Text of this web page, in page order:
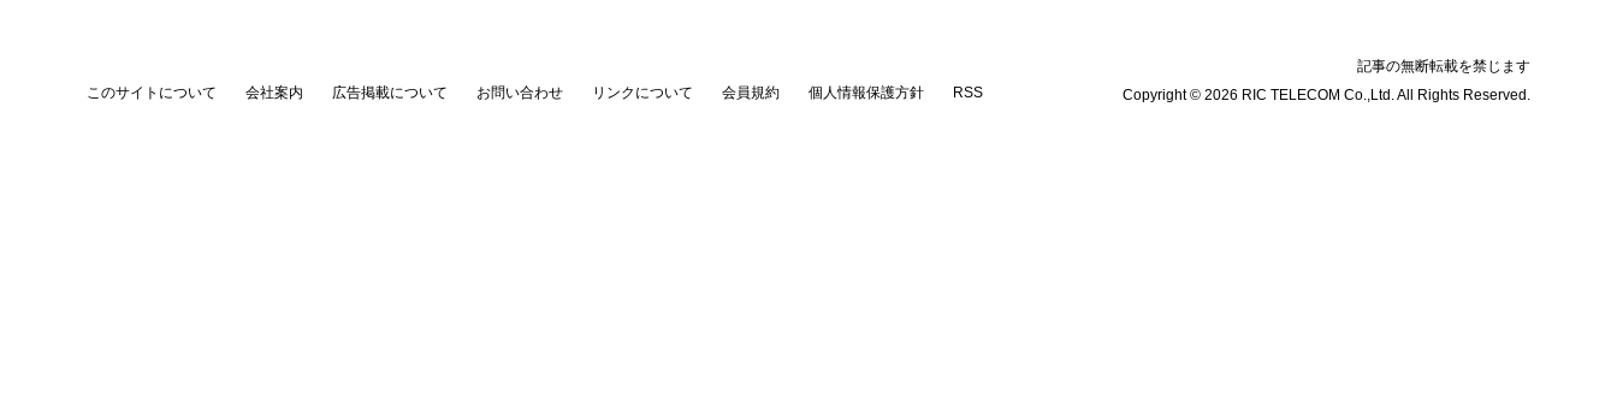
このサイトについて 会社案内 広告掲載について お問い合わせ リンクについて 会員規約 個人情報保護方針 RSS
記事の無断転載を禁じます
Copyright © 2026 RIC TELECOM Co.,Ltd. All Rights Reserved.